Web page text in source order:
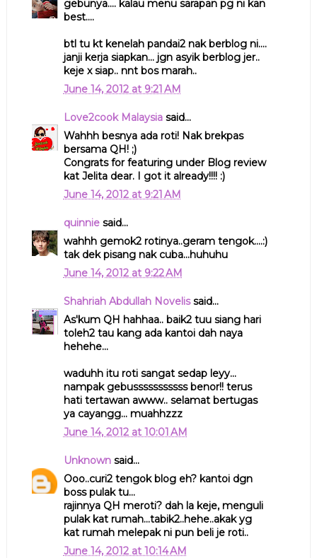
gebunya.... kalau menu sarapan pg ni kan
best....
btl tu kt kenelah pandai2 nak berblog ni....
janji kerja siapkan... jgn asyik berblog jer..
keje x siap.. nnt bos marah..
June 14, 2012 at 9:21 AM
Love2cook Malaysiasaid...
Wahhh besnya ada roti! Nak brekpas
bersama QH! ;)
Congrats for featuring under Blog review
kat Jelita dear. I got it already!!!! :)
June 14, 2012 at 9:21 AM
quinniesaid...
wahhh gemok2 rotinya..geram tengok....:)
tak dek pisang nak cuba...huhuhu
June 14, 2012 at 9:22 AM
Shahriah Abdullah Novelissaid...
As'kum QH hahhaa.. baik2 tuu siang hari
toleh2 tau kang ada kantoi dah naya
hehehe...
waduhh itu roti sangat sedap leyy...
nampak gebusssssssssss benor!! terus
hati tertawan awww.. selamat bertugas
ya cayangg... muahhzzz
June 14, 2012 at 10:01 AM
Unknownsaid...
Ooo..curi2 tengok blog eh? kantoi dgn
boss pulak tu...
rajinnya QH meroti? dah la keje, menguli
pulak kat rumah...tabik2..hehe..akak yg
kat rumah melepak ni pun beli je roti..
June 14, 2012 at 10:14 AM